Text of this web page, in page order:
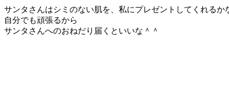
サンタさんはシミのない肌を、私にプレゼントしてくれるか
自分でも頑張るから
サンタさんへのおねだり届くといいな＾＾